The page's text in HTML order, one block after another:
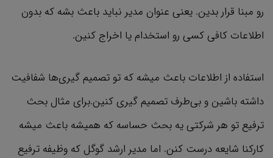
رو مبنا قرار بدین. یعنی عنوان مدیر نباید باعث بشه که بدون
اطلاعات کافی کسی رو استخدام یا اخراج کنین.
استفاده از اطلاعات باعث میشه که تو تصمیم گیری‌ها شفافیت
داشته باشین و بی‌طرف تصمیم گیری کنین.برای مثال بحث
ترفیع تو هر شرکتی یه بحث حساسه که همیشه باعث میشه
کارکنا شایعه درست کنن. اما مدیر ارشد گوگل که وظیفه ترفیع